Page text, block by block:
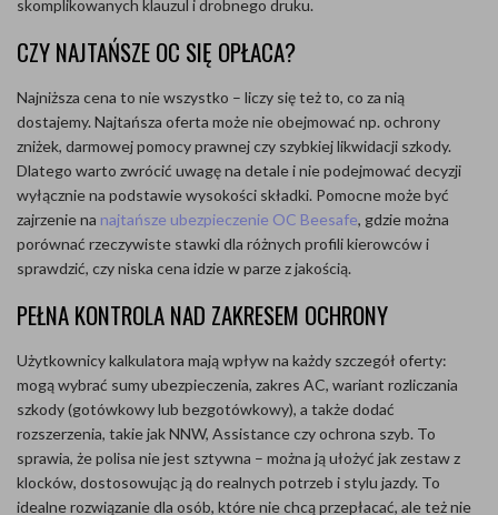
skomplikowanych klauzul i drobnego druku.
CZY NAJTAŃSZE OC SIĘ OPŁACA?
Najniższa cena to nie wszystko – liczy się też to, co za nią
dostajemy. Najtańsza oferta może nie obejmować np. ochrony
zniżek, darmowej pomocy prawnej czy szybkiej likwidacji szkody.
Dlatego warto zwrócić uwagę na detale i nie podejmować decyzji
wyłącznie na podstawie wysokości składki. Pomocne może być
zajrzenie na najtańsze ubezpieczenie OC Beesafe, gdzie można
porównać rzeczywiste stawki dla różnych profili kierowców i
sprawdzić, czy niska cena idzie w parze z jakością.
PEŁNA KONTROLA NAD ZAKRESEM OCHRONY
Użytkownicy kalkulatora mają wpływ na każdy szczegół oferty:
mogą wybrać sumy ubezpieczenia, zakres AC, wariant rozliczania
szkody (gotówkowy lub bezgotówkowy), a także dodać
rozszerzenia, takie jak NNW, Assistance czy ochrona szyb. To
sprawia, że polisa nie jest sztywna – można ją ułożyć jak zestaw z
klocków, dostosowując ją do realnych potrzeb i stylu jazdy. To
idealne rozwiązanie dla osób, które nie chcą przepłacać, ale też nie